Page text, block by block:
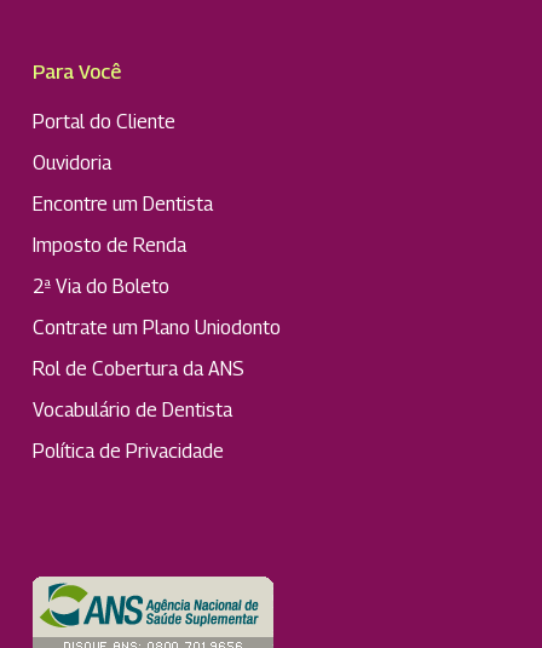
Para Você
Portal do Cliente
Ouvidoria
Encontre um Dentista
Imposto de Renda
2ª Via do Boleto
Contrate um Plano Uniodonto
Rol de Cobertura da ANS
Vocabulário de Dentista
Política de Privacidade